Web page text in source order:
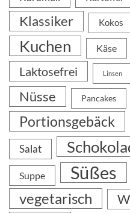
Klassiker Kokos
Kuchen Käse
Laktosefrei Linsen
Nüsse Pancakes
Portionsgebäck
Salat
Suppe Süßes
vegetarisch